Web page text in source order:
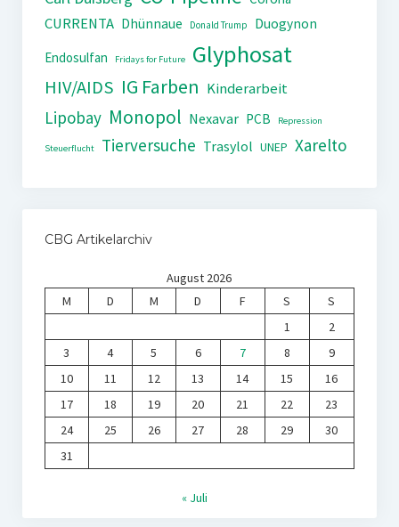
CURRENTA Dhünnaue Donald Trump
Duogynon
Endosulfan
Fridays for Future Glyphosat
HIV/AIDS IG Farben Kinderarbeit
Lipobay Monopol Nexavar PCB Repression
Steuerflucht Tierversuche Trasylol UNEP Xarelto
CBG Artikelarchiv
August 2026
M
D M D F S
S
1
2
3
4 5 6 7 8
9
10
11 12 13 14 15
16
17
18 19 20 21 22
23
24
25 26 27 28 29
30
31
« Juli